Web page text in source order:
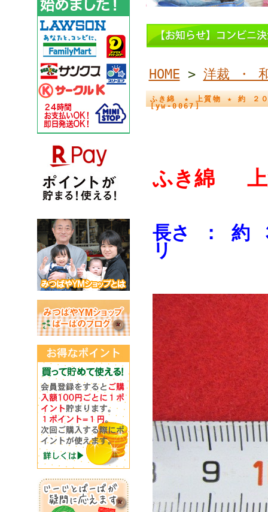
HOME > 洋裁 ・
ふき綿 ★ 上質物 ★ 約
[yw-0067]
ふき綿 上
長さ ：
リ